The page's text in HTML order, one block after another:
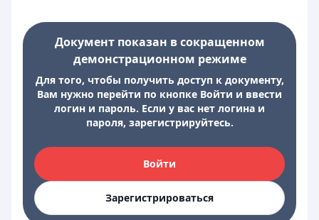
Документ показан в сокращенном
демонстрационном режиме
Для того, чтобы получить доступ к документу,
Вам нужно перейти по кнопке Войти и ввести
логин и пароль. Если у вас нет логина и
пароля, зарегистрируйтесь.
Войти
Зарегистрироваться